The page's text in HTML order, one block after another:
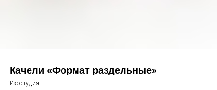
Качели «Формат раздельные»
Изостудия